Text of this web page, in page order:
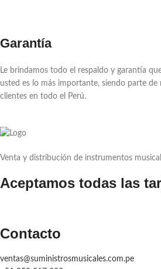
Garantía
Le brindamos todo el respaldo y garantía
usted es lo más importante, siendo parte de
clientes en todo el Perú.
Venta y distribución de instrumentos
Aceptamos todas las
Contacto
ventas@suministrosmusicales.com.pe